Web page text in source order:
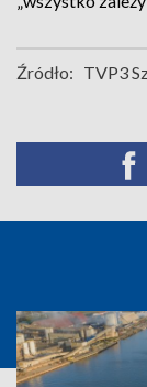
Źródło: TVP3